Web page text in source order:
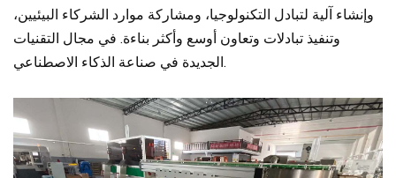
وإنشاء آلية لتبادل التكنولوجيا، ومشاركة موارد الشركاء البيئيين،
وتنفيذ تبادلات وتعاون أوسع وأكثر بناءة. في مجال التقنيات
الجديدة في صناعة الذكاء الاصطناعي.